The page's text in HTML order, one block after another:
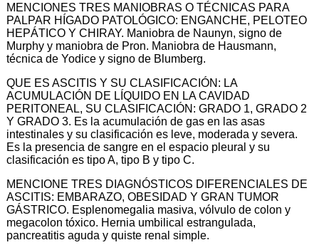
MENCIONES TRES MANIOBRAS O TÉCNICAS PARA
PALPAR HÍGADO PATOLÓGICO: ENGANCHE, PELOTEO
HEPÁTICO Y CHIRAY. Maniobra de Naunyn, signo de
Murphy y maniobra de Pron. Maniobra de Hausmann,
técnica de Yodice y signo de Blumberg.
QUE ES ASCITIS Y SU CLASIFICACIÓN: LA
ACUMULACIÓN DE LÍQUIDO EN LA CAVIDAD
PERITONEAL, SU CLASIFICACIÓN: GRADO 1, GRADO 2
Y GRADO 3. Es la acumulación de gas en las asas
intestinales y su clasificación es leve, moderada y severa.
Es la presencia de sangre en el espacio pleural y su
clasificación es tipo A, tipo B y tipo C.
MENCIONE TRES DIAGNÓSTICOS DIFERENCIALES DE
ASCITIS: EMBARAZO, OBESIDAD Y GRAN TUMOR
GÁSTRICO. Esplenomegalia masiva, vólvulo de colon y
megacolon tóxico. Hernia umbilical estrangulada,
pancreatitis aguda y quiste renal simple.